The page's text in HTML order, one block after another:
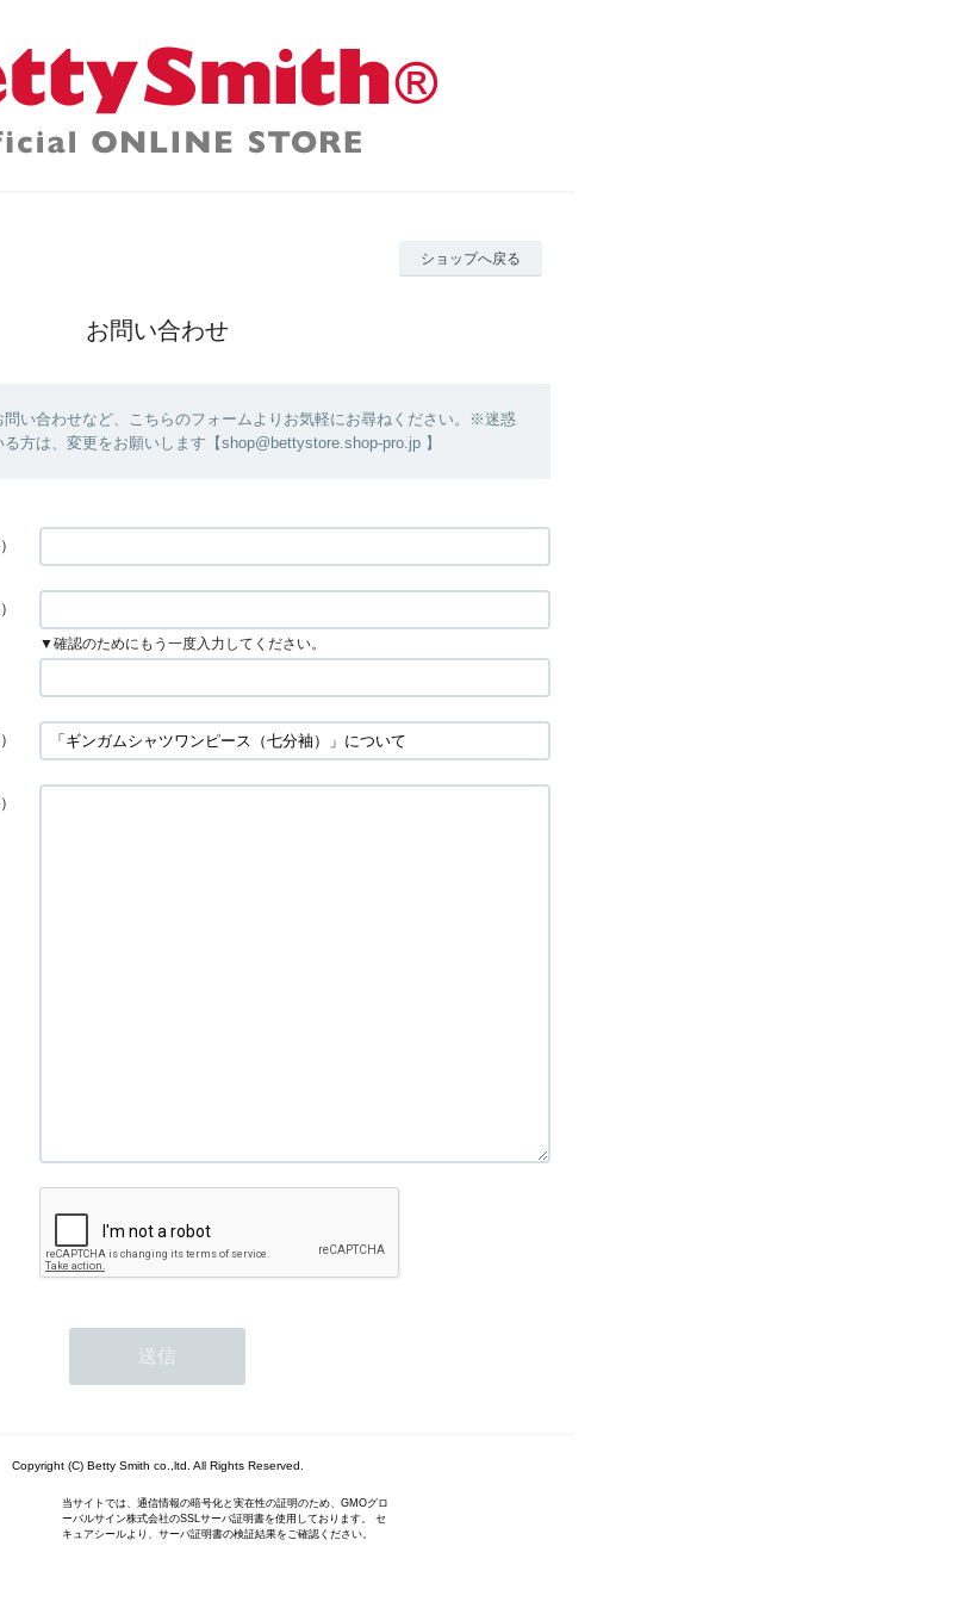
ショップへ戻る
お問い合わせ
い合わせなど、こちらのフォームよりお気軽にお尋ねください。※迷惑
方は、変更をお願いします【shop@bettystore.shop-pro.jp 】
▼確認のためにもう一度入力してください。
Copyright (C) Betty Smith co.,ltd. All Rights Reserved.
当サイトでは、通信情報の暗号化と実在性の証明のため、GMOグロ
ーバルサイン株式会社のSSLサーバ証明書を使用しております。 セ
キュアシールより、サーバ証明書の検証結果をご確認ください。